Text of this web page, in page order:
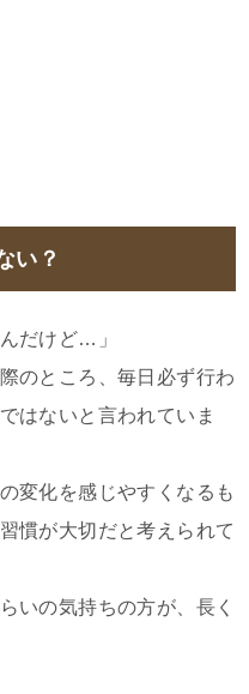
い？
だけど…」
のところ、毎日必ず行わ
はないと言われていま
変化を感じやすくなるも
慣が大切だと考えられて
いの気持ちの方が、長く